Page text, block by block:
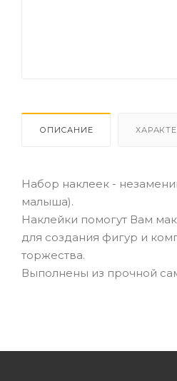
ОПИСАНИЕ
Набор наклеек -
малыша).
Наклейки помогут Вам
для создания фигур и
торжества.
Выполнены из прочной